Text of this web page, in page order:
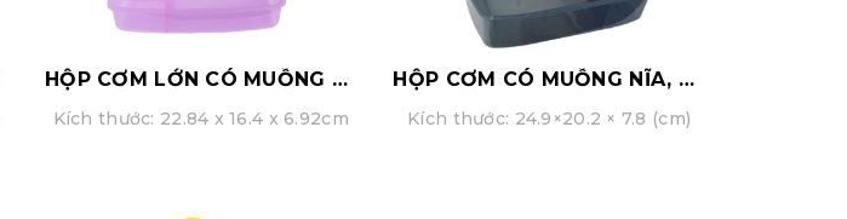
HỘP CƠM LỚN CÓ MUỖNG NĨA
Kích thước: 22.84 x 16.4 x 6.92cm
HỘP CƠM CÓ MUỖNG NĨA, HỦ SỐT
Kích thước: 24.9×20.2 × 7.8 (cm)